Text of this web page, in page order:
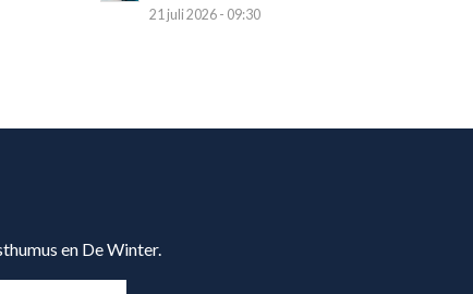
21 juli 2026 - 09:30
en De Winter.